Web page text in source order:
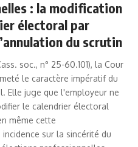
: la modification
électoral par
du scrutin
soc., n° 25-60.101), la Cour
le caractère impératif du
Elle juge que l'employeur ne
le calendrier électoral
même cette
sur la sincérité du